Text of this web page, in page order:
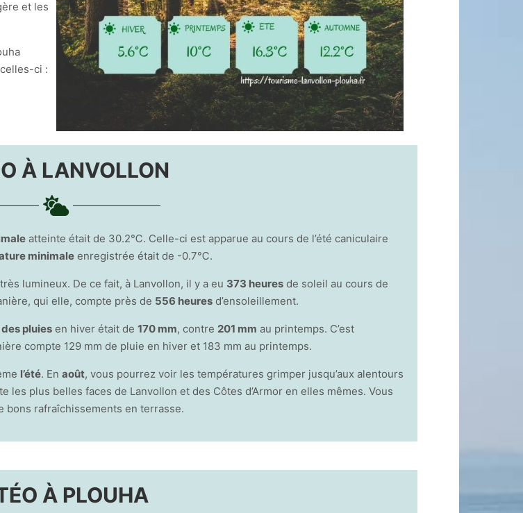
et les
ci :
À LANVOLLON
atteinte était de 30.2℃. Celle-ci est apparue au cours de l’été caniculaire
minimale enregistrée était de -0.7℃.
lumineux. De ce fait, à Lanvollon, il y a eu 373 heures de soleil au cours de
qui elle, compte près de 556 heures d’ensoleillement.
pluies en hiver était de 170 mm, contre 201 mm au printemps. C’est
compte 129 mm de pluie en hiver et 183 mm au printemps.
l’été. En août, vous pourrez voir les températures grimper jusqu’aux alentours
les plus belles faces de Lanvollon et des Côtes d’Armor en elles mêmes. Vous
rafraîchissements en terrasse.
À PLOUHA